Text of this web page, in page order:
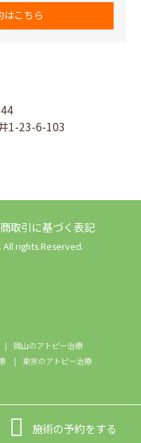
1-23-6-103
はこちら
取引に基づく表記
All rights Reserved.
岡山のアトピー治療
東京のアトピー治療
 施術の予約をする